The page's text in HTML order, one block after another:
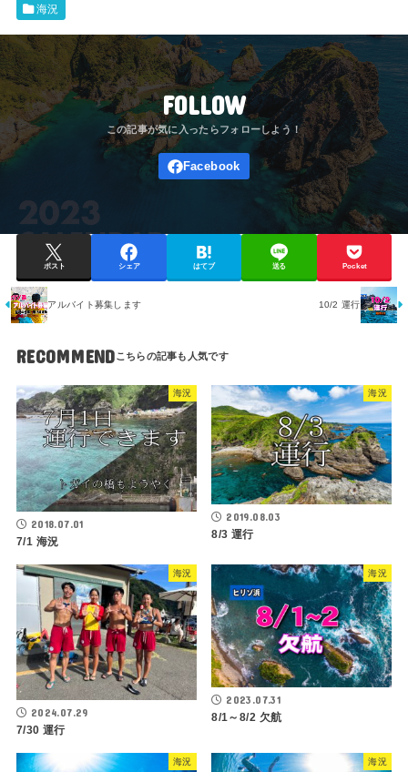
海況
FOLLOW
ポスト シェア はてブ 送る Pocket
アルバイト募集します 10/2 運行
RECOMMEND
海況
2018.07.01
7/1 海況
海況
2019.08.03
8/3 運行
海況
2024.07.29
7/30 運行
海況
2023.07.31
8/1～8/2 欠航
海況 海況